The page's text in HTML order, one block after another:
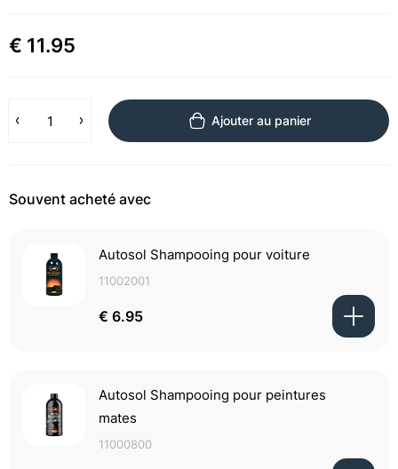
€ 11.95
Ajouter au panier
Souvent acheté avec
Autosol Shampooing pour voiture
11002001
€ 6.95
Autosol Shampooing pour peintures
mates
11000800